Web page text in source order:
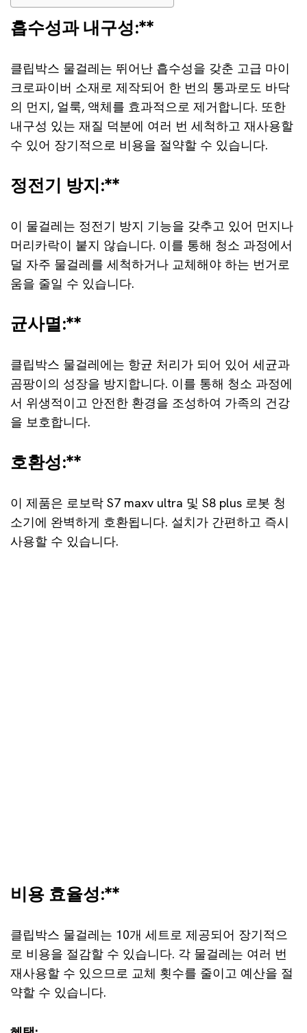
흡수성과 내구성:**
클립박스 물걸레는 뛰어난 흡수성을 갖춘 고급 마이
크로파이버 소재로 제작되어 한 번의 통과로도 바닥
의 먼지, 얼룩, 액체를 효과적으로 제거합니다. 또한
내구성 있는 재질 덕분에 여러 번 세척하고 재사용할
수 있어 장기적으로 비용을 절약할 수 있습니다.
정전기 방지:**
이 물걸레는 정전기 방지 기능을 갖추고 있어 먼지나
머리카락이 붙지 않습니다. 이를 통해 청소 과정에서
덜 자주 물걸레를 세척하거나 교체해야 하는 번거로
움을 줄일 수 있습니다.
균사멸:**
클립박스 물걸레에는 항균 처리가 되어 있어 세균과
곰팡이의 성장을 방지합니다. 이를 통해 청소 과정에
서 위생적이고 안전한 환경을 조성하여 가족의 건강
을 보호합니다.
호환성:**
이 제품은 로보락 S7 maxv ultra 및 S8 plus 로봇 청
소기에 완벽하게 호환됩니다. 설치가 간편하고 즉시
사용할 수 있습니다.
비용 효율성:**
클립박스 물걸레는 10개 세트로 제공되어 장기적으
로 비용을 절감할 수 있습니다. 각 물걸레는 여러 번
재사용할 수 있으므로 교체 횟수를 줄이고 예산을 절
약할 수 있습니다.